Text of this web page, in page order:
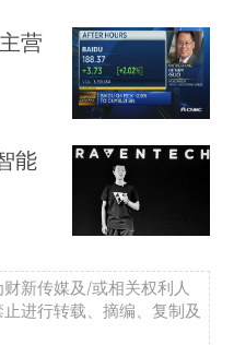
营
能
新传媒及/或相关权利人
进行转载、摘编、复制及